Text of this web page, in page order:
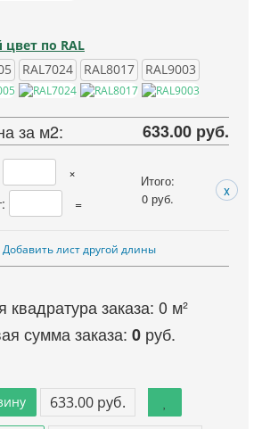
по RAL
RAL7024 RAL8017 RAL9003
за м2: 633.00 руб.
×
=
Итого:
0руб. x
Добавить лист другой длины
квадратура заказа: 0 м²
сумма заказа: 0руб.
633.00 руб.